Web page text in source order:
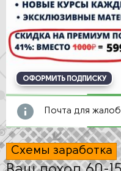
ОФОРМИТЬ ПОДПИСКУ
Почта для
Схемы заработка